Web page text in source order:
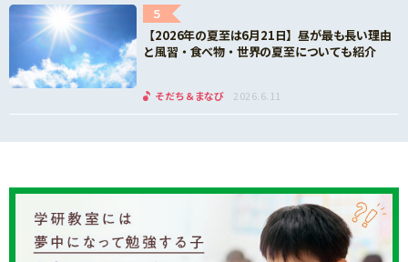
5
【2026年の夏至は6月21日】昼が最も長い理由
と風習・食べ物・世界の夏至についても紹介
そだち＆まなび 2026.6.11